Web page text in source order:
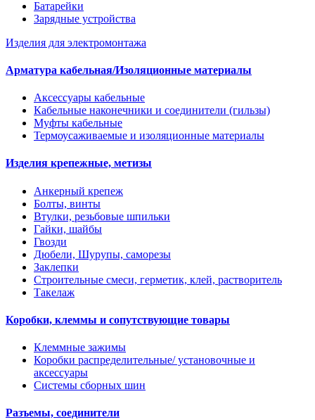
Батарейки
Зарядные устройства
Изделия для электромонтажа
Арматура кабельная/Изоляционные материалы
Аксессуары кабельные
Кабельные наконечники и соединители (гильзы)
Муфты кабельные
Термоусаживаемые и изоляционные материалы
Изделия крепежные, метизы
Анкерный крепеж
Болты, винты
Втулки, резьбовые шпильки
Гайки, шайбы
Гвозди
Дюбели, Шурупы, саморезы
Заклепки
Строительные смеси, герметик, клей, растворитель
Такелаж
Коробки, клеммы и сопутствующие товары
Клеммные зажимы
Коробки распределительные/ установочные и
аксессуары
Системы сборных шин
Разъемы, соединители